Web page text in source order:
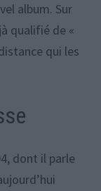
album. Sur
qualifié de «
qui les
dont il parle